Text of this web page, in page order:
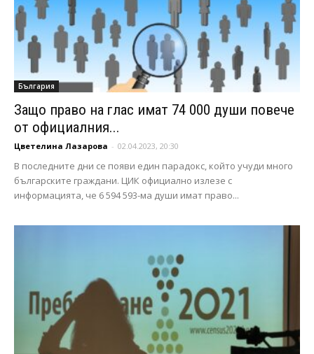
България
Защо право на глас имат 74 000 души повече
от официалния...
Цветелина Лазарова - 02.04.2023, 20:30
В последните дни се появи един парадокс, който учуди много
българските граждани. ЦИК официално излезе с
информацията, че 6 594 593-ма души имат право...